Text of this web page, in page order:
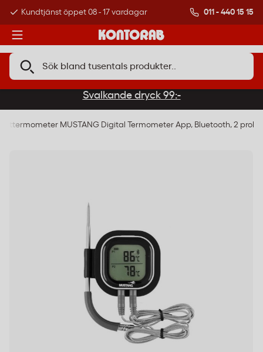
Kundtjänst öppet 08 - 17 vardagar Över 500 000
011 - 440 15 15
Svalkande dryck 99:-
MUSTANG Digital Termometer App, Bluetooth, 2